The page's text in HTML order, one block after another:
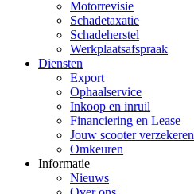
Motorrevisie
Schadetaxatie
Schadeherstel
Werkplaatsafspraak
Diensten
Export
Ophaalservice
Inkoop en inruil
Financiering en Lease
Jouw scooter verzekeren
Omkeuren
Informatie
Nieuws